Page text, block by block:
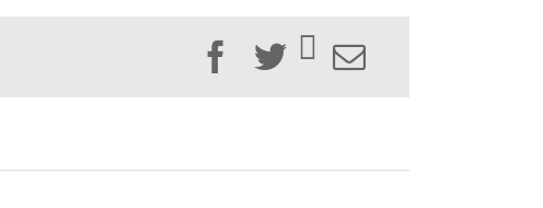
Facebook
TwitterEmail